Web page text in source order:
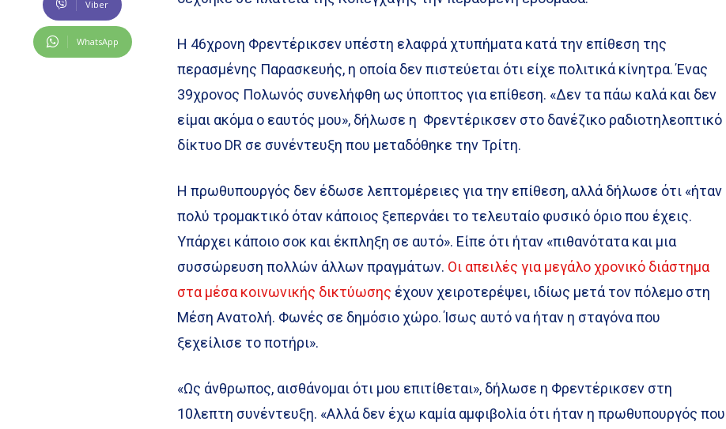
Viber
WhatsApp
Η 46χρονη Φρεντέρικσεν υπέστη ελαφρά χτυπήματα κατά την επίθεση της
περασμένης Παρασκευής, η οποία δεν πιστεύεται ότι είχε πολιτικά κίνητρα. Ένας
39χρονος Πολωνός συνελήφθη ως ύποπτος για επίθεση. «Δεν τα πάω καλά και δεν
είμαι ακόμα ο εαυτός μου», δήλωσε η Φρεντέρικσεν στο δανέζικο ραδιοτηλεοπτικό
δίκτυο DR σε συνέντευξη που μεταδόθηκε την Τρίτη.
Η πρωθυπουργός δεν έδωσε λεπτομέρειες για την επίθεση, αλλά δήλωσε ότι «ήταν
πολύ τρομακτικό όταν κάποιος ξεπερνάει το τελευταίο φυσικό όριο που έχεις.
Υπάρχει κάποιο σοκ και έκπληξη σε αυτό». Είπε ότι ήταν «πιθανότατα και μια
συσσώρευση πολλών άλλων πραγμάτων. Οι απειλές για μεγάλο χρονικό διάστημα
στα μέσα κοινωνικής δικτύωσης έχουν χειροτερέψει, ιδίως μετά τον πόλεμο στη
Μέση Ανατολή. Φωνές σε δημόσιο χώρο. Ίσως αυτό να ήταν η σταγόνα που
ξεχείλισε το ποτήρι».
«Ως άνθρωπος, αισθάνομαι ότι μου επιτίθεται», δήλωσε η Φρεντέρικσεν στη
10λεπτη συνέντευξη. «Αλλά δεν έχω καμία αμφιβολία ότι ήταν η πρωθυπουργός που